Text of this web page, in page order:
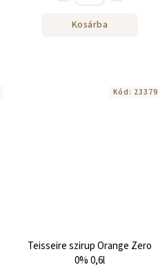
Kosárba
Teisseire szirup Orange Zero
0% 0,6l
Kód: 23379